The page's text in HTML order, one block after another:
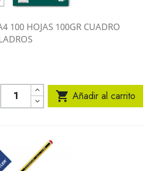
100 HOJAS 100GR CUADRO
 Añadir al carrito